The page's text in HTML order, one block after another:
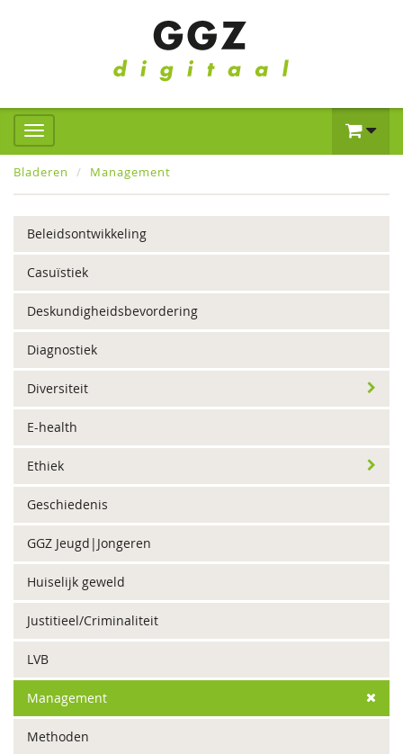
Bladeren Management
Beleidsontwikkeling
Casuïstiek
Deskundigheidsbevordering
Diagnostiek
Diversiteit
E-health
Ethiek
Geschiedenis
GGZ Jeugd|Jongeren
Huiselijk geweld
Justitieel/Criminaliteit
LVB
Management
Methoden